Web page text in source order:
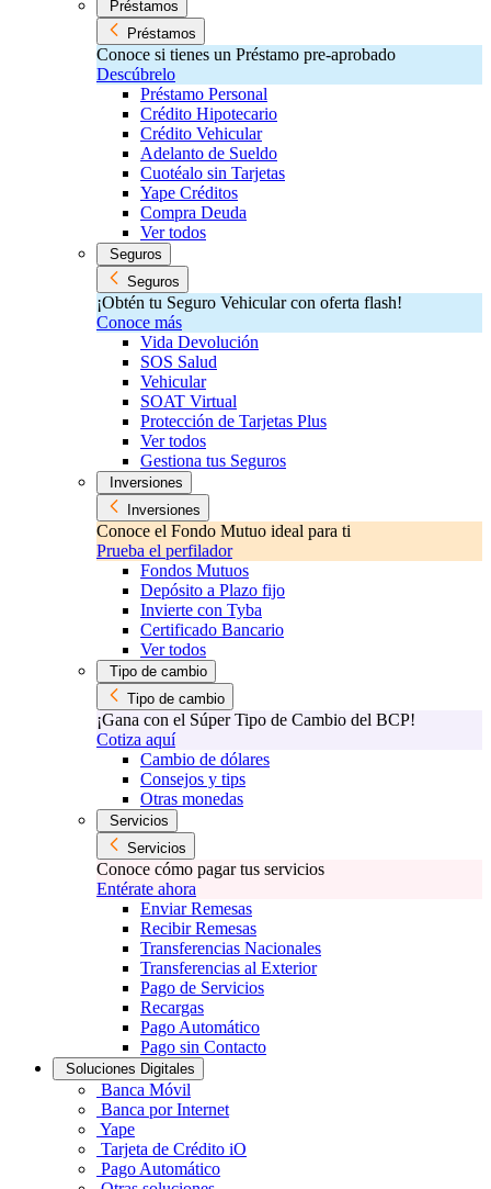
Préstamos
Préstamos
Conoce si tienes un Préstamo pre-aprobado
Descúbrelo
Préstamo Personal
Crédito Hipotecario
Crédito Vehicular
Adelanto de Sueldo
Cuotéalo sin Tarjetas
Yape Créditos
Compra Deuda
Ver todos
Seguros
Seguros
¡Obtén tu Seguro Vehicular con oferta flash!
Conoce más
Vida Devolución
SOS Salud
Vehicular
SOAT Virtual
Protección de Tarjetas Plus
Ver todos
Gestiona tus Seguros
Inversiones
Inversiones
Conoce el Fondo Mutuo ideal para ti
Prueba el perfilador
Fondos Mutuos
Depósito a Plazo fijo
Invierte con Tyba
Certificado Bancario
Ver todos
Tipo de cambio
Tipo de cambio
¡Gana con el Súper Tipo de Cambio del BCP!
Cotiza aquí
Cambio de dólares
Consejos y tips
Otras monedas
Servicios
Servicios
Conoce cómo pagar tus servicios
Entérate ahora
Enviar Remesas
Recibir Remesas
Transferencias Nacionales
Transferencias al Exterior
Pago de Servicios
Recargas
Pago Automático
Pago sin Contacto
Soluciones Digitales
Banca Móvil
Banca por Internet
Yape
Tarjeta de Crédito iO
Pago Automático